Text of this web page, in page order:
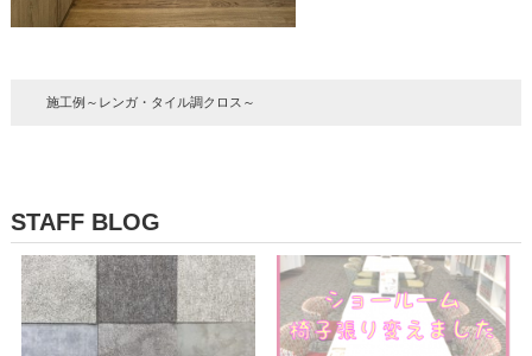
施工例～レンガ・タイル調クロス～
STAFF BLOG